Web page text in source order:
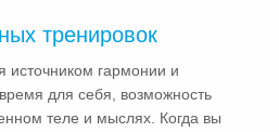
тренировок
источником гармонии и
для себя, возможность
теле и мыслях. Когда вы